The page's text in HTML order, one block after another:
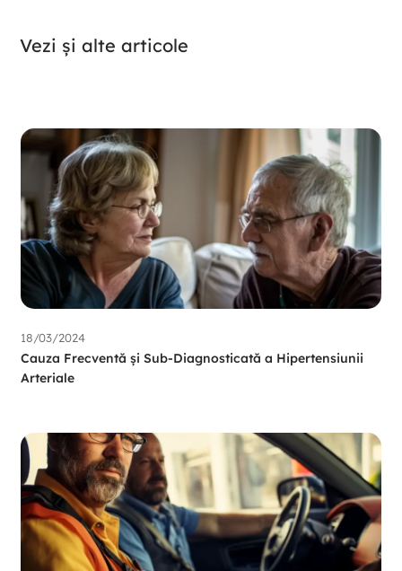
Vezi și alte articole
18/03/2024
Cauza Frecventă și Sub-Diagnosticată a Hipertensiunii
Arteriale